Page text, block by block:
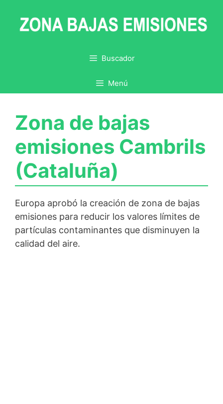
contenido
Buscador
Menú
Zona de bajas
emisiones Cambrils
(Cataluña)
Europa aprobó la creación de zona de bajas
emisiones para reducir los valores límites de
partículas contaminantes que disminuyen la
calidad del aire.